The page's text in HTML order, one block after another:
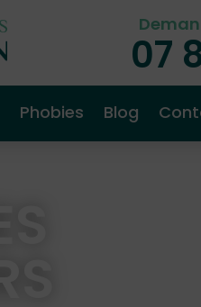
07
Phobies Blog